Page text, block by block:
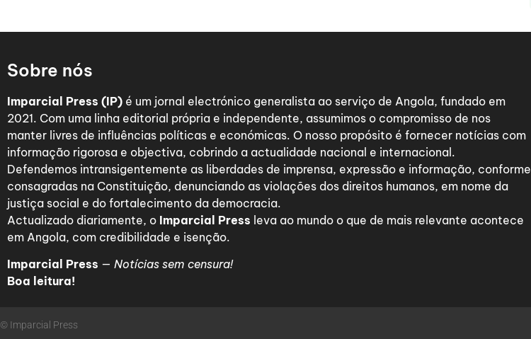
Sobre nós
Imparcial Press (IP) é um jornal electrónico generalista ao serviço de Angola, fundado em
2021. Com uma linha editorial própria e independente, assumimos o compromisso de nos
manter livres de influências políticas e económicas. O nosso propósito é fornecer notícias com
informação rigorosa e objectiva, cobrindo a actualidade nacional e internacional.
Defendemos intransigentemente as liberdades de imprensa, expressão e informação, conforme
consagradas na Constituição, denunciando as violações dos direitos humanos, em nome da
justiça social e do fortalecimento da democracia.
Actualizado diariamente, o Imparcial Press leva ao mundo o que de mais relevante acontece
em Angola, com credibilidade e isenção.
Imparcial Press — Notícias sem censura!
Boa leitura!
© Imparcial Press